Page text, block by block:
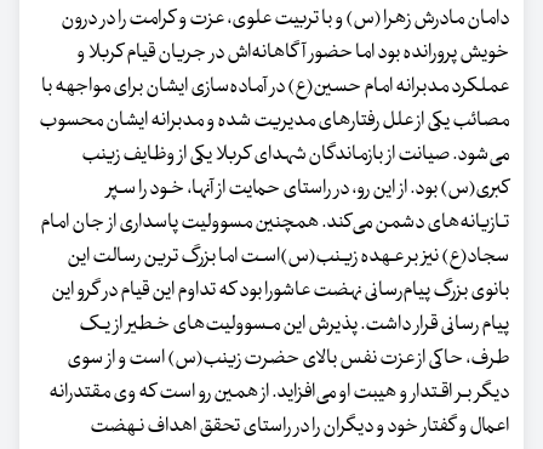
دامان مادرش زهرا (س) و با تربیت‌ علوی، عزت و کرامت را در درون‌
خویش‌ پرورانده بود اما حضور آگاهانه‌اش در جریان قیام کربلا و
عملکرد مدبرانه امام حسین(ع) در آماده‌سازی ایشان برای مواجهه با
مصائب یکی از علل رفتارهای مدیریت شده و مدبرانه ایشان محسوب‌
می‌شود. صیانت‌ از بازماندگان شهدای کربلا یکی از وظایف زینب
کبری(س) بود. از این رو، در راستای حمایت از آنها، خـود را سـپر
تـازیانه‌های دشمن می‌کند. همچنین مسوولیت‌ پاسداری‌ از جان امام
سجاد(ع) نیز بر عـهده زیـنب(س)اسـت اما بزرگ ترین رسالت این
بانوی بزرگ پیام‌رسانی نهضت‌ عاشورا بود که تداوم این قیام در گرو این‌
پیام رسانی قرار داشت. پذیرش این‌ مـسوولیت‌های‌ خـطیر از یـک
طرف، حاکی از عزت‌ نفس‌ بالای‌ حضرت زینب(س) است و از سوی
دیگر بـر اقـتدار و هیبت او می‌افزاید. از همین رو است که وی مقتدرانه
اعمال و گفتار خود و دیگران‌ را در راستای تحقق‌ اهداف نـهضت‌